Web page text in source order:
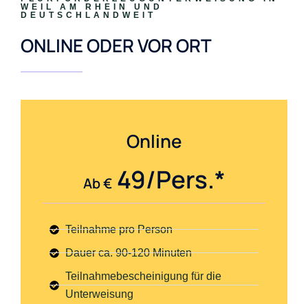
WEIL AM RHEIN UND
DEUTSCHLANDWEIT
ONLINE ODER VOR ORT
Online
Ab €49/Pers.*
Teilnahme pro Person
Dauer ca. 90-120 Minuten
Teilnahmebescheinigung für die
Unterweisung